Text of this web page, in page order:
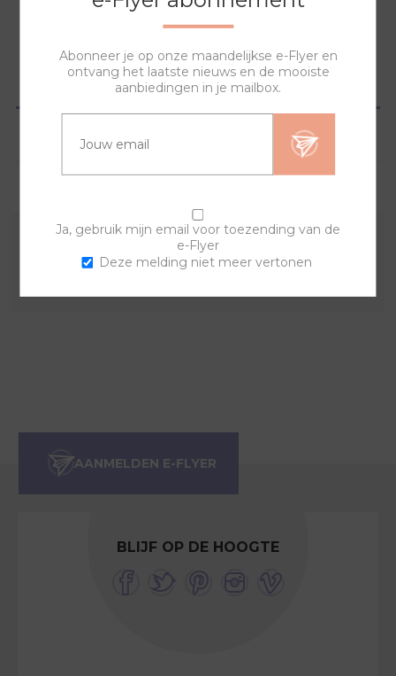
OVERZICHT
SPECIFICATIES
Combineer deze sierring met een van de andere
BLIJF OP DE HOOGTE
Abonneer je op onze maandelijkse e-Flyer en
ontvang het laatste nieuws en de mooiste
aanbiedingen in je mailbox.
Ja, gebruik mijn email voor toezending van de
e-Flyer
Deze melding niet meer vertonen